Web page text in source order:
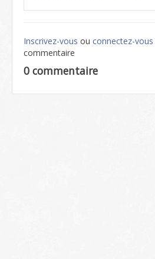
Inscrivez-vous ou connectez-vous
commentaire
0 commentaire